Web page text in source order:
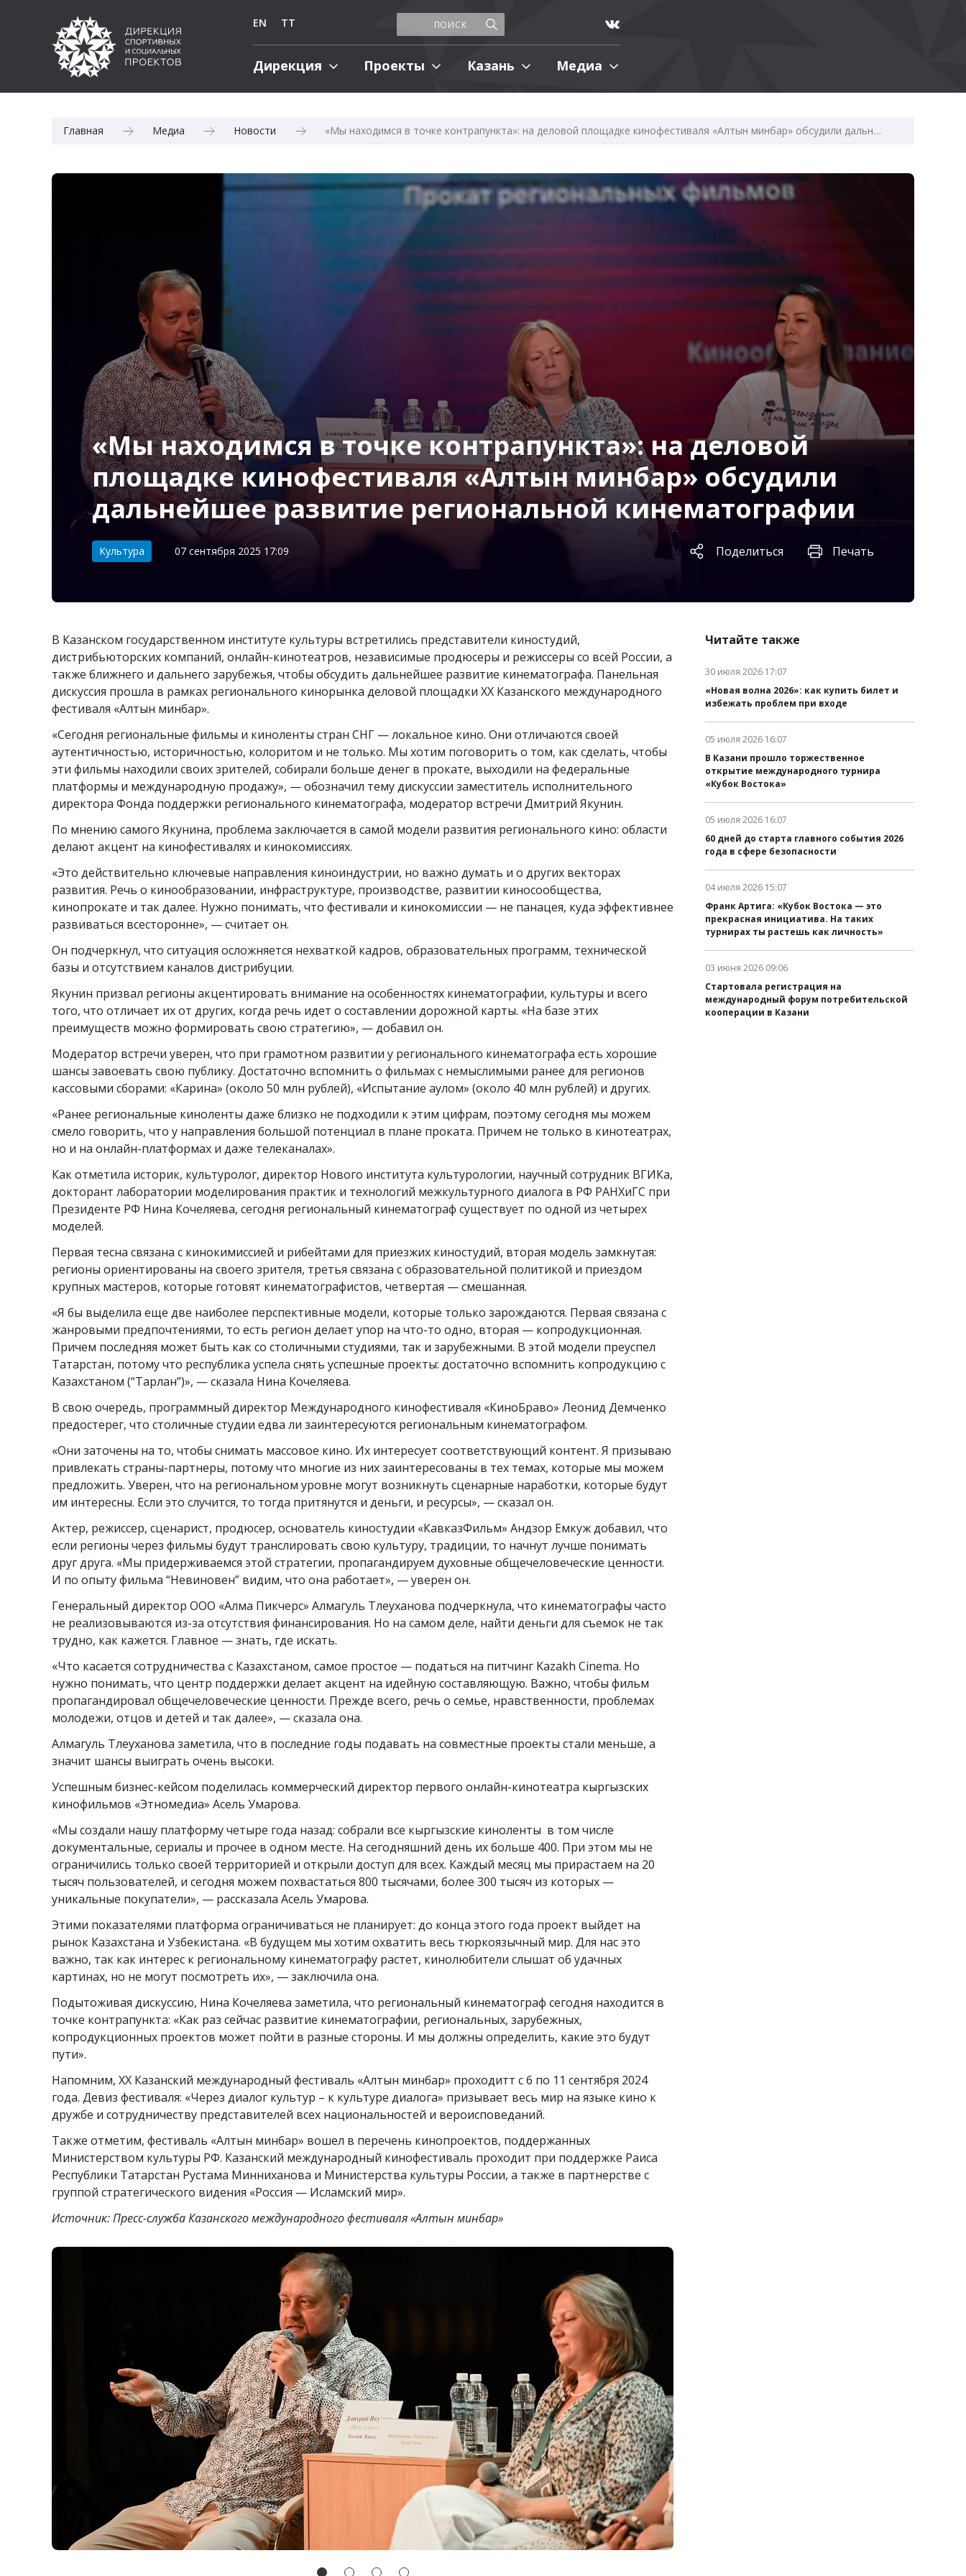
EN TT
Дирекция Проекты Казань Медиа
Главная Медиа Новости «Мы находимся в точке контрапункта»: на деловой площадке кинофестиваля «Алтын минбар» обсудили дальнейшее развитие региональной кинематографии
«Мы находимся в точке контрапункта»: на деловой
площадке кинофестиваля «Алтын минбар» обсудили
дальнейшее развитие региональной кинематографии
Категория:
Культура 07 сентября 2025 17:09 Поделиться Печать
В Казанском государственном институте культуры встретились представители киностудий,
дистрибьюторских компаний, онлайн-кинотеатров, независимые продюсеры и режиссеры со всей России, а
также ближнего и дальнего зарубежья, чтобы обсудить дальнейшее развитие кинематографа. Панельная
дискуссия прошла в рамках регионального кинорынка деловой площадки XX Казанского международного
фестиваля «Алтын минбар».
«Сегодня региональные фильмы и киноленты стран СНГ — локальное кино. Они отличаются своей
аутентичностью, историчностью, колоритом и не только. Мы хотим поговорить о том, как сделать, чтобы
эти фильмы находили своих зрителей, собирали больше денег в прокате, выходили на федеральные
платформы и международную продажу», — обозначил тему дискуссии заместитель исполнительного
директора Фонда поддержки регионального кинематографа, модератор встречи Дмитрий Якунин.
По мнению самого Якунина, проблема заключается в самой модели развития регионального кино: области
делают акцент на кинофестивалях и кинокомиссиях.
«Это действительно ключевые направления киноиндустрии, но важно думать и о других векторах
развития. Речь о кинообразовании, инфраструктуре, производстве, развитии киносообщества,
кинопрокате и так далее. Нужно понимать, что фестивали и кинокомиссии — не панацея, куда эффективнее
развиваться всесторонне», — считает он.
Он подчеркнул, что ситуация осложняется нехваткой кадров, образовательных программ, технической
базы и отсутствием каналов дистрибуции.
Якунин призвал регионы акцентировать внимание на особенностях кинематографии, культуры и всего
того, что отличает их от других, когда речь идет о составлении дорожной карты. «На базе этих
преимуществ можно формировать свою стратегию», — добавил он.
Модератор встречи уверен, что при грамотном развитии у регионального кинематографа есть хорошие
шансы завоевать свою публику. Достаточно вспомнить о фильмах с немыслимыми ранее для регионов
кассовыми сборами: «Карина» (около 50 млн рублей), «Испытание аулом» (около 40 млн рублей) и других.
«Ранее региональные киноленты даже близко не подходили к этим цифрам, поэтому сегодня мы можем
смело говорить, что у направления большой потенциал в плане проката. Причем не только в кинотеатрах,
но и на онлайн-платформах и даже телеканалах».
Как отметила историк, культуролог, директор Нового института культурологии, научный сотрудник ВГИКа,
докторант лаборатории моделирования практик и технологий межкультурного диалога в РФ РАНХиГС при
Президенте РФ Нина Кочеляева, сегодня региональный кинематограф существует по одной из четырех
моделей.
Первая тесна связана с кинокимиссией и рибейтами для приезжих киностудий, вторая модель замкнутая:
регионы ориентированы на своего зрителя, третья связана с образовательной политикой и приездом
крупных мастеров, которые готовят кинематографистов, четвертая — смешанная.
«Я бы выделила еще две наиболее перспективные модели, которые только зарождаются. Первая связана с
жанровыми предпочтениями, то есть регион делает упор на что-то одно, вторая — копродукционная.
Причем последняя может быть как со столичными студиями, так и зарубежными. В этой модели преуспел
Татарстан, потому что республика успела снять успешные проекты: достаточно вспомнить копродукцию с
Казахстаном (“Тарлан”)», — сказала Нина Кочеляева.
В свою очередь, программный директор Международного кинофестиваля «КиноБраво» Леонид Демченко
предостерег, что столичные студии едва ли заинтересуются региональным кинематографом.
«Они заточены на то, чтобы снимать массовое кино. Их интересует соответствующий контент. Я призываю
привлекать страны-партнеры, потому что многие из них заинтересованы в тех темах, которые мы можем
предложить. Уверен, что на региональном уровне могут возникнуть сценарные наработки, которые будут
им интересны. Если это случится, то тогда притянутся и деньги, и ресурсы», — сказал он.
Актер, режиссер, сценарист, продюсер, основатель киностудии «КавказФильм» Андзор Емкуж добавил, что
если регионы через фильмы будут транслировать свою культуру, традиции, то начнут лучше понимать
друг друга. «Мы придерживаемся этой стратегии, пропагандируем духовные общечеловеческие ценности.
И по опыту фильма “Невиновен” видим, что она работает», — уверен он.
Генеральный директор ООО «Алма Пикчерс» Алмагуль Тлеуханова подчеркнула, что кинематографы часто
не реализовываются из-за отсутствия финансирования. Но на самом деле, найти деньги для съемок не так
трудно, как кажется. Главное — знать, где искать.
«Что касается сотрудничества с Казахстаном, самое простое — податься на питчинг Kazakh Cinema. Но
нужно понимать, что центр поддержки делает акцент на идейную составляющую. Важно, чтобы фильм
пропагандировал общечеловеческие ценности. Прежде всего, речь о семье, нравственности, проблемах
молодежи, отцов и детей и так далее», — сказала она.
Алмагуль Тлеуханова заметила, что в последние годы подавать на совместные проекты стали меньше, а
значит шансы выиграть очень высоки.
Успешным бизнес-кейсом поделилась коммерческий директор первого онлайн-кинотеатра кыргызских
кинофильмов «Этномедиа» Асель Умарова.
«Мы создали нашу платформу четыре года назад: собрали все кыргызские киноленты в том числе
документальные, сериалы и прочее в одном месте. На сегодняшний день их больше 400. При этом мы не
ограничились только своей территорией и открыли доступ для всех. Каждый месяц мы прирастаем на 20
тысяч пользователей, и сегодня можем похвастаться 800 тысячами, более 300 тысяч из которых —
уникальные покупатели», — рассказала Асель Умарова.
Этими показателями платформа ограничиваться не планирует: до конца этого года проект выйдет на
рынок Казахстана и Узбекистана. «В будущем мы хотим охватить весь тюркоязычный мир. Для нас это
важно, так как интерес к региональному кинематографу растет, кинолюбители слышат об удачных
картинах, но не могут посмотреть их», — заключила она.
Подытоживая дискуссию, Нина Кочеляева заметила, что региональный кинематограф сегодня находится в
точке контрапункта: «Как раз сейчас развитие кинематографии, региональных, зарубежных,
копродукционных проектов может пойти в разные стороны. И мы должны определить, какие это будут
пути».
Напомним, XX Казанский международный фестиваль «Алтын минбар» проходитт с 6 по 11 сентября 2024
года. Девиз фестиваля: «Через диалог культур – к культуре диалога» призывает весь мир на языке кино к
дружбе и сотрудничеству представителей всех национальностей и вероисповеданий.
Также отметим, фестиваль «Алтын минбар» вошел в перечень кинопроектов, поддержанных
Министерством культуры РФ. Казанский международный кинофестиваль проходит при поддержке Раиса
Республики Татарстан Рустама Минниханова и Министерства культуры России, а также в партнерстве с
группой стратегического видения «Россия — Исламский мир».
Источник: Пресс-служба Казанского международного фестиваля «Алтын минбар»
Читайте также
30 июля 2026 17:07
«Новая волна 2026»: как купить билет и
избежать проблем при входе
05 июля 2026 16:07
В Казани прошло торжественное
открытие международного турнира
«Кубок Востока»
Дата публикации:
05 июля 2026 16:07
60 дней до старта главного события 2026
года в сфере безопасности
Дата публикации:
04 июля 2026 15:07
Франк Артига: «Кубок Востока — это
прекрасная инициатива. На таких
турнирах ты растешь как личность»
03 июня 2026 09:06
Стартовала регистрация на
международный форум потребительской
кооперации в Казани